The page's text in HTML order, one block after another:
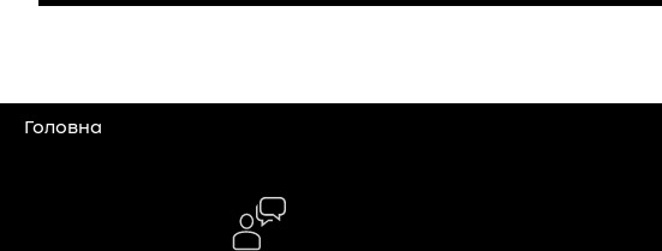
Головна